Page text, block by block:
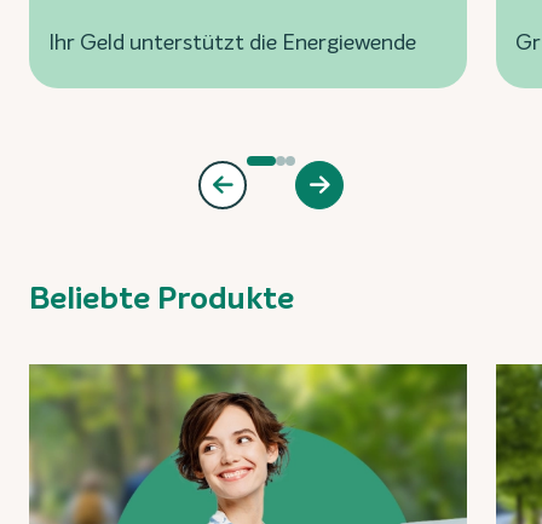
Ihr Geld unterstützt die Energiewende
Beliebte Produkte